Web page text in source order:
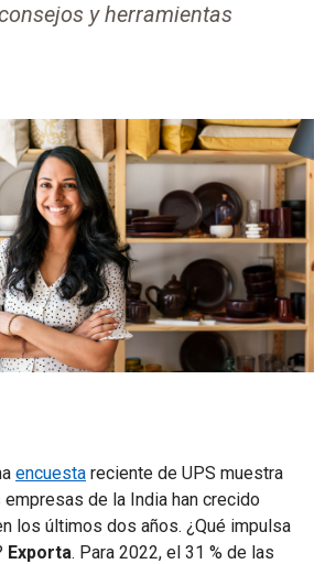
y herramientas
encuesta reciente de UPS muestra
de la India han crecido
los últimos dos años. ¿Qué impulsa
Exporta. Para 2022, el 31 % de las